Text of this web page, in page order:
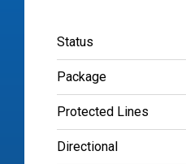
Status
Package
Protected Lines
Directional